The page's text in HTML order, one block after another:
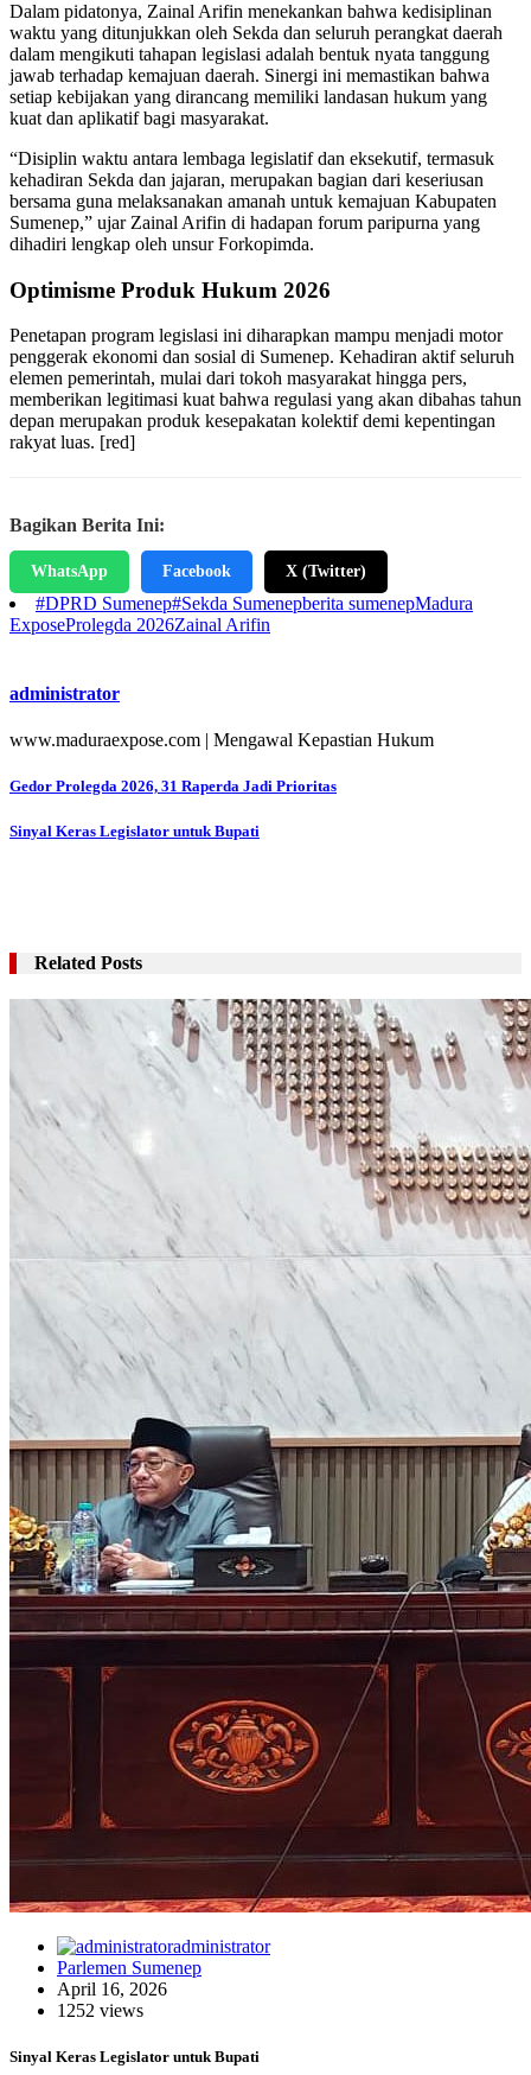
Dalam pidatonya, Zainal Arifin menekankan bahwa kedisiplinan
waktu yang ditunjukkan oleh Sekda dan seluruh perangkat daerah
dalam mengikuti tahapan legislasi adalah bentuk nyata tanggung
jawab terhadap kemajuan daerah. Sinergi ini memastikan bahwa
setiap kebijakan yang dirancang memiliki landasan hukum yang
kuat dan aplikatif bagi masyarakat.
“Disiplin waktu antara lembaga legislatif dan eksekutif, termasuk
kehadiran Sekda dan jajaran, merupakan bagian dari keseriusan
bersama guna melaksanakan amanah untuk kemajuan Kabupaten
Sumenep,” ujar Zainal Arifin di hadapan forum paripurna yang
dihadiri lengkap oleh unsur Forkopimda.
Optimisme Produk Hukum 2026
Penetapan program legislasi ini diharapkan mampu menjadi motor
penggerak ekonomi dan sosial di Sumenep. Kehadiran aktif seluruh
elemen pemerintah, mulai dari tokoh masyarakat hingga pers,
memberikan legitimasi kuat bahwa regulasi yang akan dibahas tahun
depan merupakan produk kesepakatan kolektif demi kepentingan
rakyat luas. [red]
Bagikan Berita Ini:
WhatsApp Facebook X (Twitter)
#DPRD Sumenep#Sekda Sumenepberita sumenepMadura
ExposeProlegda 2026Zainal Arifin
administrator
www.maduraexpose.com | Mengawal Kepastian Hukum
Navigasi
pos
Gedor Prolegda 2026, 31 Raperda Jadi Prioritas
Sinyal Keras Legislator untuk Bupati
Related Posts
administrator
Parlemen Sumenep
April 16, 2026
1252 views
Sinyal Keras Legislator untuk Bupati